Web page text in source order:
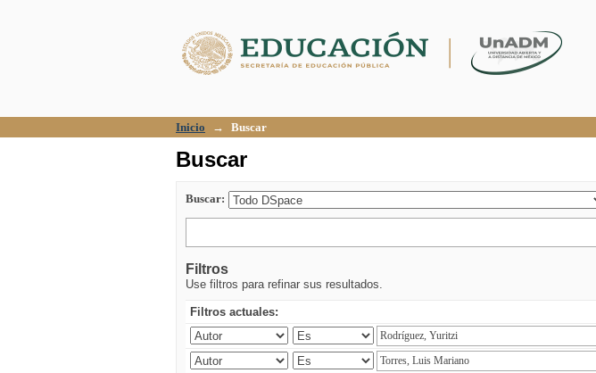
Inicio → Buscar
Buscar
Buscar:
Filtros
Use filtros para refinar sus resultados.
Filtros actuales: